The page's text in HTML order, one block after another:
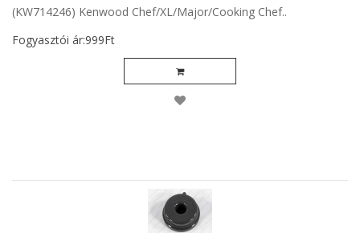
(KW714246) Kenwood Chef/XL/Major/Cooking Chef..
Fogyasztói ár:999Ft